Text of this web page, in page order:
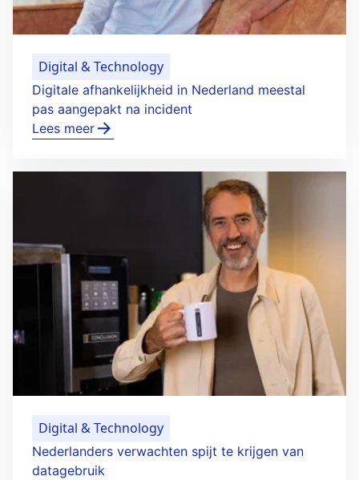
Digital & Technology
Digitale afhankelijkheid in Nederland meestal
pas aangepakt na incident
Lees meer
Digital & Technology
Nederlanders verwachten spijt te krijgen van
datagebruik